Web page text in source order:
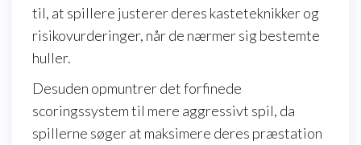
til, at spillere justerer deres kasteteknikker og
risikovurderinger, når de nærmer sig bestemte
huller.
Desuden opmuntrer det forfinede
scoringssystem til mere aggressivt spil, da
spillerne søger at maksimere deres præstation